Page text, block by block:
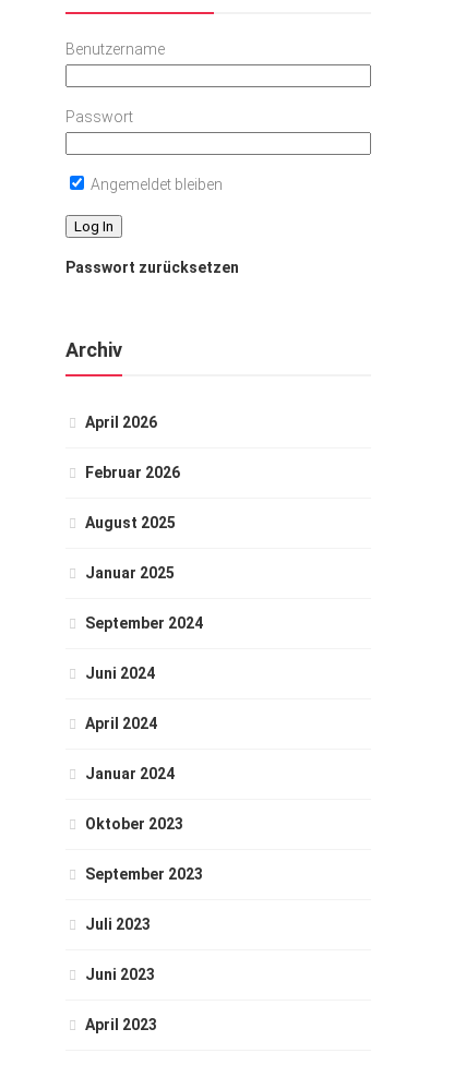
Benutzername
Passwort
Angemeldet bleiben
Passwort zurücksetzen
Archiv
April 2026
Februar 2026
August 2025
Januar 2025
September 2024
Juni 2024
April 2024
Januar 2024
Oktober 2023
September 2023
Juli 2023
Juni 2023
April 2023